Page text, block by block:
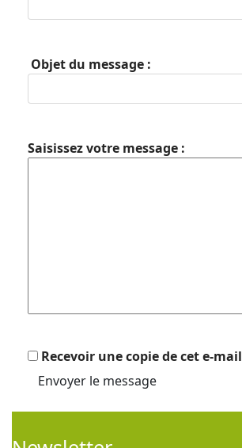
Objet du message :
Saisissez votre message :
Recevoir une copie de cet e-mail
Envoyer le message